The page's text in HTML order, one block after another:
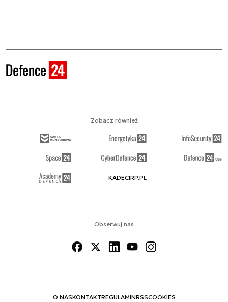
Obserwuj nas
O NASKONTAKTREGULAMINRSSCOOKIES
Zobacz również
KADECIRP.PL